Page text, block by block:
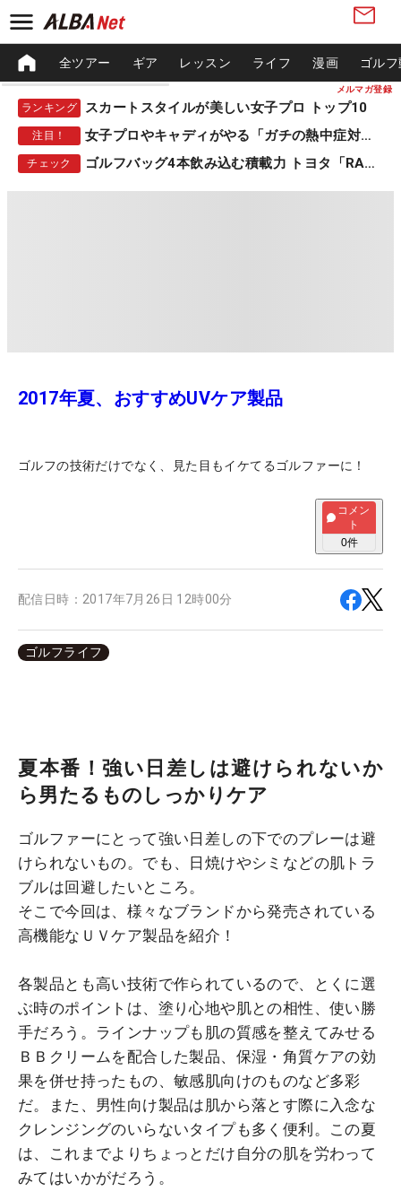
メルマガ登録
全ツアー ギア レッスン ライフ 漫画 ゴル
ランキング スカートスタイルが美しい女子プロ トップ10
注目！ 女子プロやキャディがやる「ガチの熱中症対策」
チェック ゴルフバッグ4本飲み込む積載力 トヨタ「RAV4」
2017年夏、おすすめUVケア製品
ゴルフの技術だけでなく、見た目もイケてるゴルファーに！
コメン
ト
0件
配信日時： 2017年7月26日 12時00分
ゴルフライフ
夏本番！強い日差しは避けられないか
ら男たるものしっかりケア
ゴルファーにとって強い日差しの下でのプレーは避
けられないもの。でも、日焼けやシミなどの肌トラ
ブルは回避したいところ。
そこで今回は、様々なブランドから発売されている
高機能なＵＶケア製品を紹介！
各製品とも高い技術で作られているので、とくに選
ぶ時のポイントは、塗り心地や肌との相性、使い勝
手だろう。ラインナップも肌の質感を整えてみせる
ＢＢクリームを配合した製品、保湿・角質ケアの効
果を併せ持ったもの、敏感肌向けのものなど多彩
だ。また、男性向け製品は肌から落とす際に入念な
クレンジングのいらないタイプも多く便利。この夏
は、これまでよりちょっとだけ自分の肌を労わって
みてはいかがだろう。